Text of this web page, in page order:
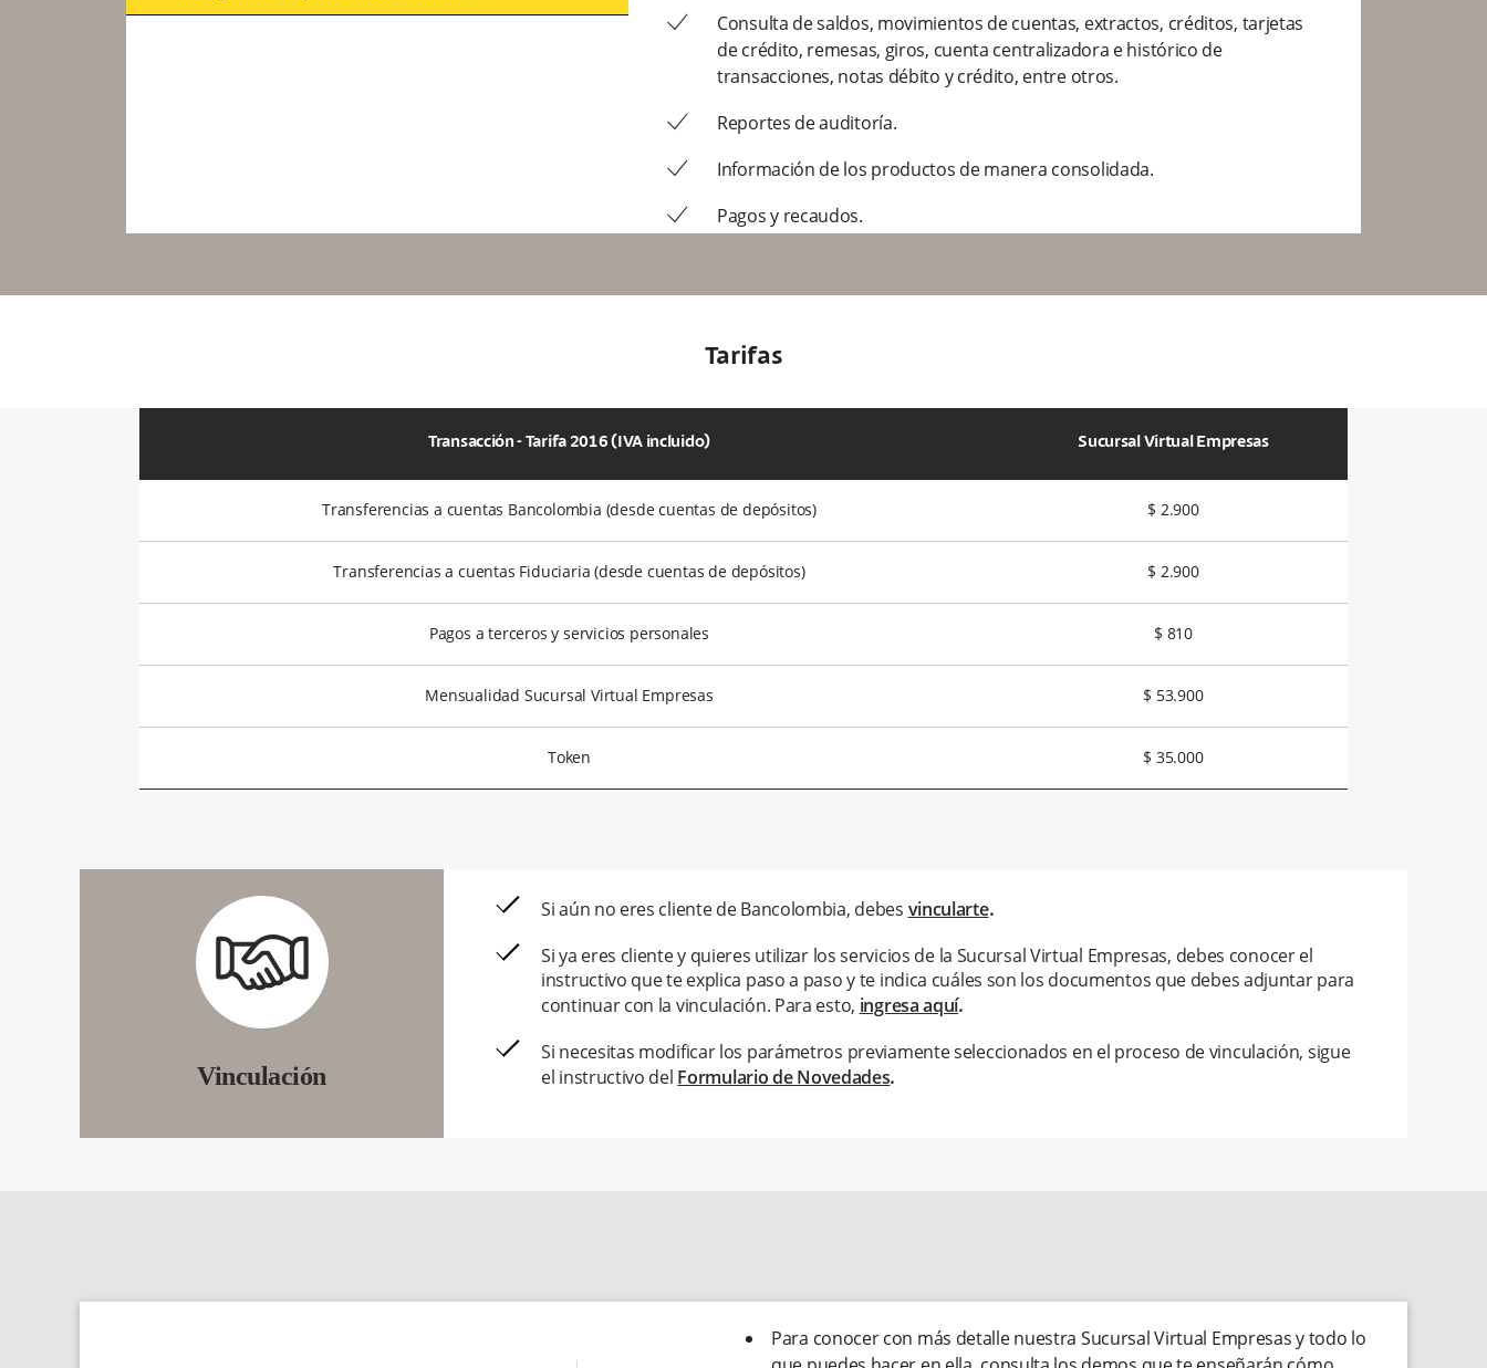
ok
Consulta de saldos, movimientos de cuentas, extractos, créditos, tarjetas
de crédito, remesas, giros, cuenta centralizadora e histórico de
transacciones, notas débito y crédito, entre otros.
ok Reportes de auditoría.
ok Información de los productos de manera consolidada.
ok Pagos y recaudos.
Tarifas
Transacción - Tarifa 2016 (IVA incluido) Sucursal Virtual Empresas
Transferencias a cuentas Bancolombia (desde cuentas de depósitos) $ 2.900
Transferencias a cuentas Fiduciaria (desde cuentas de depósitos) $ 2.900
Pagos a terceros y servicios personales $ 810
Mensualidad Sucursal Virtual Empresas $ 53.900
Token $ 35.000
Vinculación
Si aún no eres cliente de Bancolombia, debes vincularte.
Si ya eres cliente y quieres utilizar los servicios de la Sucursal Virtual Empresas, debes conocer el
instructivo que te explica paso a paso y te indica cuáles son los documentos que debes adjuntar para
continuar con la vinculación. Para esto, ingresa aquí.
Si necesitas modificar los parámetros previamente seleccionados en el proceso de vinculación, sigue
el instructivo del Formulario de Novedades.
Para conocer con más detalle nuestra Sucursal Virtual Empresas y todo lo